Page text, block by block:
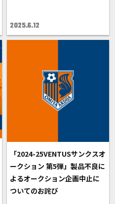
2025.6.12
「2024-25VENTUSサンクスオ
ークション 第5弾」製品不良に
よるオークション企画中止に
ついてのお詫び